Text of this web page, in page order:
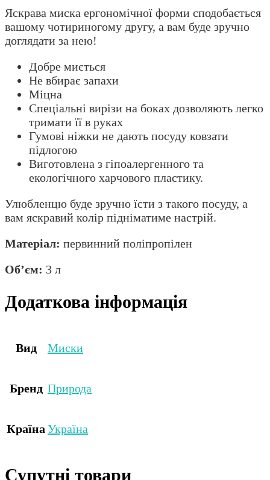
Яскрава миска ергономічної форми сподобається
вашому чотириногому другу, а вам буде зручно
доглядати за нею!
Добре миється
Не вбирає запахи
Міцна
Спеціальні вирізи на боках дозволяють легко
тримати її в руках
Гумові ніжки не дають посуду ковзати
підлогою
Виготовлена з гіпоалергенного та
екологічного харчового пластику.
Улюбленцю буде зручно їсти з такого посуду, а
вам яскравий колір підніматиме настрій.
Матеріал: первинний поліпропілен
Об’єм: 3 л
Додаткова інформація
Вид Миски
Бренд Природа
Країна Україна
Супутні товари